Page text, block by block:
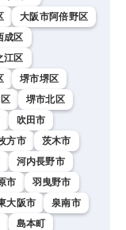
大阪市阿倍野区
成区
江区
堺市堺区
堺市北区
吹田市
方市
茨木市
河内長野市
市
羽曳野市
大阪市
泉南市
島本町